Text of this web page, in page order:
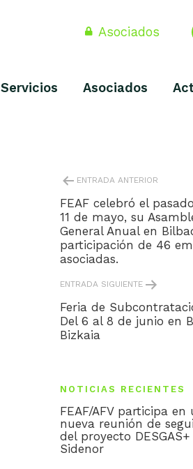
Asociados
Servicios Asociados
NAVEGACIÓN
DE
ENTRADAS
ENTRADA ANTERIOR
FEAF celebró el
11 de mayo, su
General Anual en
participación de 46
asociadas.
ENTRADA SIGUIENTE
Feria de
Del 6 al 8 de junio en
Bizkaia
NOTICIAS RECIENTES
FEAF/AFV participa en
nueva reunión de
del proyecto DESGAS+
Sidenor